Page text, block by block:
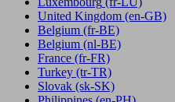
United Kingdom (en-GB)
Belgium (fr-BE)
Belgium (nl-BE)
France (fr-FR)
Turkey (tr-TR)
Slovak (sk-SK)